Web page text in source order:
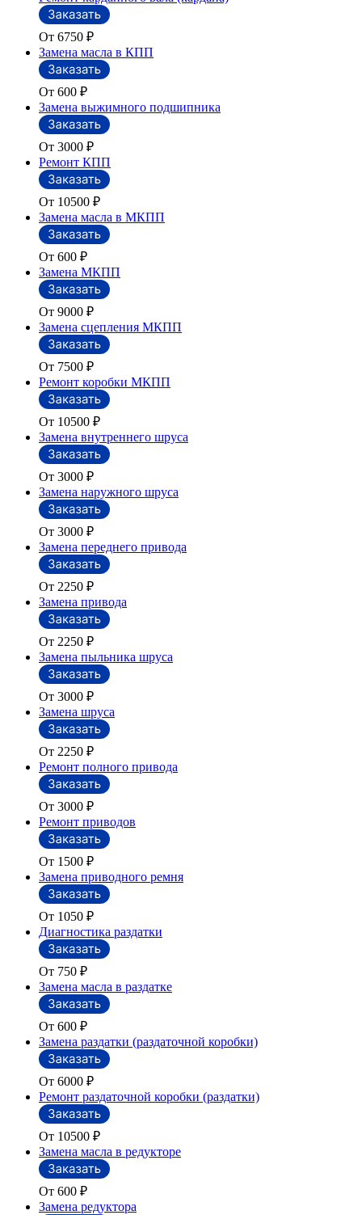
От 6750 ₽
Замена масла в КПП
От 600 ₽
Замена выжимного подшипника
От 3000 ₽
Ремонт КПП
От 10500 ₽
Замена масла в МКПП
От 600 ₽
Замена МКПП
От 9000 ₽
Замена сцепления МКПП
От 7500 ₽
Ремонт коробки МКПП
От 10500 ₽
Замена внутреннего шруса
От 3000 ₽
Замена наружного шруса
От 3000 ₽
Замена переднего привода
От 2250 ₽
Замена привода
От 2250 ₽
Замена пыльника шруса
От 3000 ₽
Замена шруса
От 2250 ₽
Ремонт полного привода
От 3000 ₽
Ремонт приводов
От 1500 ₽
Замена приводного ремня
От 1050 ₽
Диагностика раздатки
От 750 ₽
Замена масла в раздатке
От 600 ₽
Замена раздатки (раздаточной коробки)
От 6000 ₽
Ремонт раздаточной коробки (раздатки)
От 10500 ₽
Замена масла в редукторе
От 600 ₽
Замена редуктора